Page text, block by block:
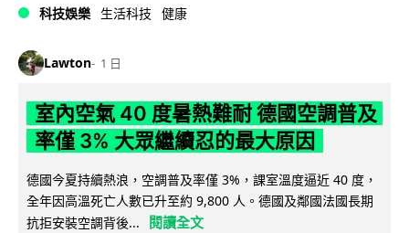
科技娛樂 生活科技 健康
Lawton 1 日
室內空氣 40 度暑熱難耐 德國空調普及
率僅 3% 大眾繼續忍的最大原因
德國今夏持續熱浪，空調普及率僅 3%，課室溫度逼近 40 度，
全年因高溫死亡人數已升至約 9,800 人。德國及鄰國法國長期
抗拒安裝空調背後...
閱讀全文